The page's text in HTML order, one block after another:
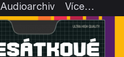
Audioarchiv Více…